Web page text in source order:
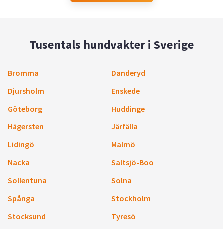
Tusentals hundvakter i Sverige
Bromma
Danderyd
Djursholm
Enskede
Göteborg
Huddinge
Hägersten
Järfälla
Lidingö
Malmö
Nacka
Saltsjö-Boo
Sollentuna
Solna
Spånga
Stockholm
Stocksund
Tyresö